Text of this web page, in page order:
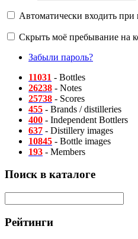
Автоматически входить
Скрыть моё пребывание на
Забыли пароль?
11031 - Bottles
26238 - Notes
25738 - Scores
455 - Brands / distilleries
400 - Independent Bottlers
637 - Distillery images
10845 - Bottle images
193 - Members
Поиск в каталоге
Рейтинги